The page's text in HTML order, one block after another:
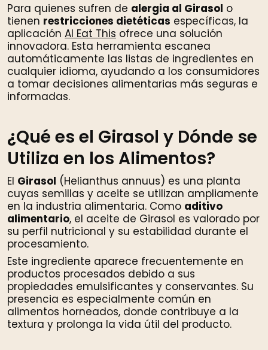
Para quienes sufren de alergia al Girasol o
tienen restricciones dietéticas específicas, la
aplicación AI Eat This ofrece una solución
innovadora. Esta herramienta escanea
automáticamente las listas de ingredientes en
cualquier idioma, ayudando a los consumidores
a tomar decisiones alimentarias más seguras e
informadas.
¿Qué es el Girasol y Dónde se
Utiliza en los Alimentos?
El Girasol (Helianthus annuus) es una planta
cuyas semillas y aceite se utilizan ampliamente
en la industria alimentaria. Como aditivo
alimentario, el aceite de Girasol es valorado por
su perfil nutricional y su estabilidad durante el
procesamiento.
Este ingrediente aparece frecuentemente en
productos procesados debido a sus
propiedades emulsificantes y conservantes. Su
presencia es especialmente común en
alimentos horneados, donde contribuye a la
textura y prolonga la vida útil del producto.